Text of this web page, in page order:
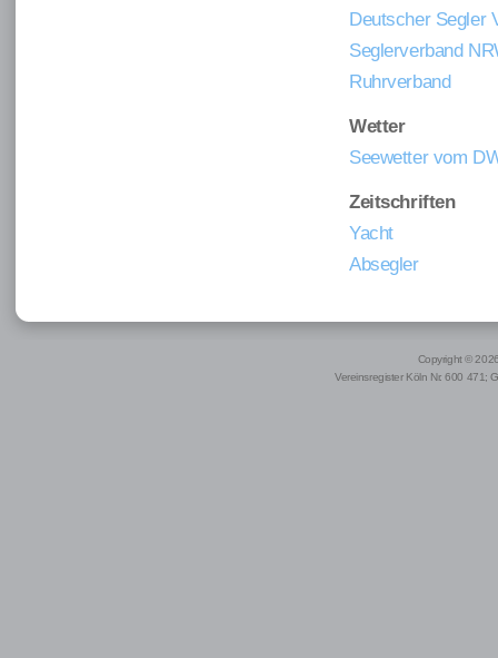
Deutscher Segler
Seglerverband
Ruhrverband
Wetter
Seewetter vom
Zeitschriften
Yacht
Absegler
Copyright ©
Vereinsregister Köln Nr. 600 471;